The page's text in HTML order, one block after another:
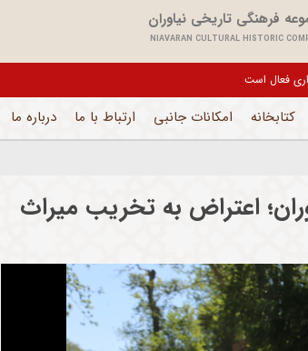
فرهنگی تاریخی نیاوران
NIAVARAN CULTURAL HISTORIC
فعال است
کتابخانه امکانات جانبی ارتباط با ما درباره ما
اعتراض به تخریب میراث